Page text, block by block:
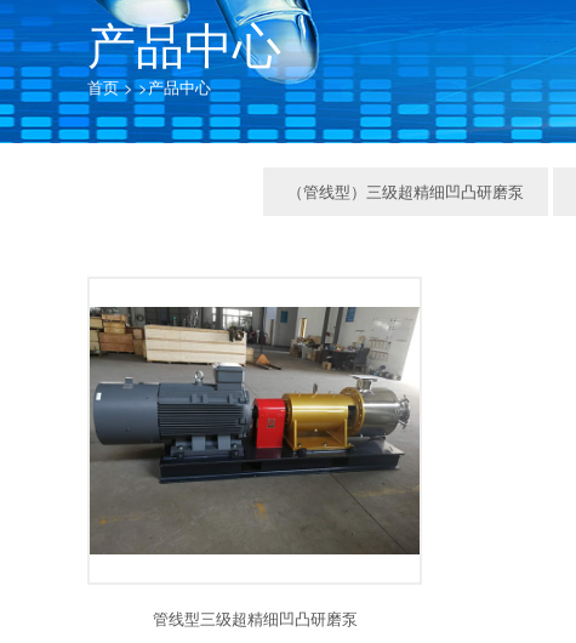
产品中心
首页 > >产品中心
（管线型）三级超精细凹凸研磨泵
管线型三级超精细凹凸研磨泵